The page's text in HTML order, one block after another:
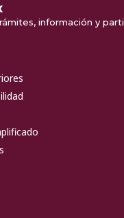
información y